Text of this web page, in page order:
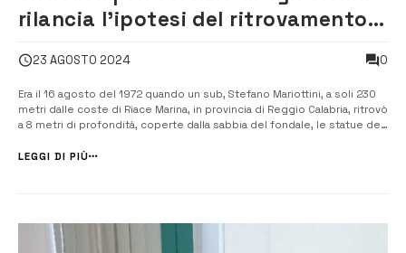
rilancia l’ipotesi del ritrovamento a
23 AGOSTO 2024 0
Era il 16 agosto del 1972 quando un sub, Stefano Mariottini, a soli 230
metri dalle coste di Riace Marina, in provincia di Reggio Calabria, ritrovò
a 8 metri di profondità, coperte dalla sabbia del fondale, le statue dei
operatori del Centro subacquei dell’Arma [&helli...
LEGGI DI PIÙ